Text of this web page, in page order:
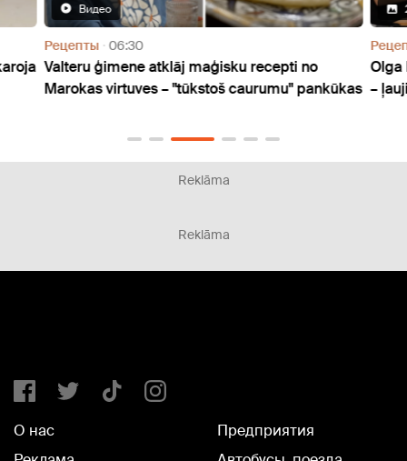
Видео
Рецепты 06:30
Valteru ģimene atklāj maģisku recepti no
Marokas virtuves – "tūkstoš caurumu" pankūkas
Olga
–
Reklāma
Reklāma
О нас
Предприятия